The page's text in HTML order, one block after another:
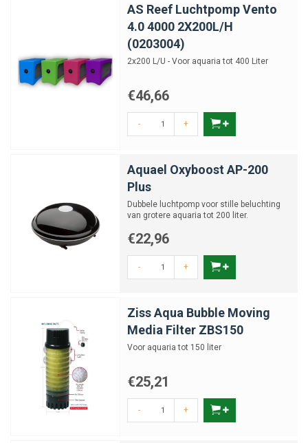
AS Reef Luchtpomp Vento
4.0 4000 2X200L/H
(0203004)
2x200 L/U - Voor aquaria tot 400 Liter
€46,66
- +
Aquael Oxyboost AP-200
Plus
Dubbele luchtpomp voor stille beluchting
van grotere aquaria tot 200 liter.
€22,96
- +
Ziss Aqua Bubble Moving
Media Filter ZBS150
Voor aquaria tot 150 liter
€25,21
- +